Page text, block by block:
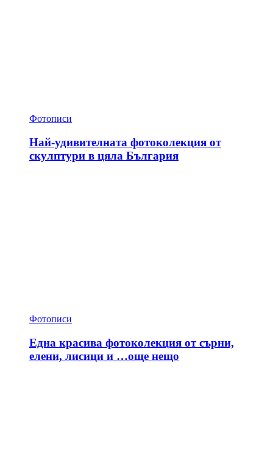
Фотописи
Най-удивителната фотоколекция от
скулптури в цяла България
Фотописи
Една красива фотоколекция от сърни,
елени, лисици и …още нещо